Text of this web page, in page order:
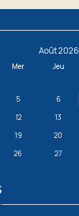
Août 2026
Mer Jeu
5 6
12 13
19 20
26 27